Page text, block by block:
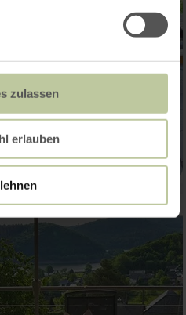
zulassen
erlauben